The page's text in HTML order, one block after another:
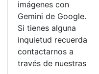
imágenes con
Gemini de Google.
Si tienes alguna
inquietud recuerda
contactarnos a
través de nuestras